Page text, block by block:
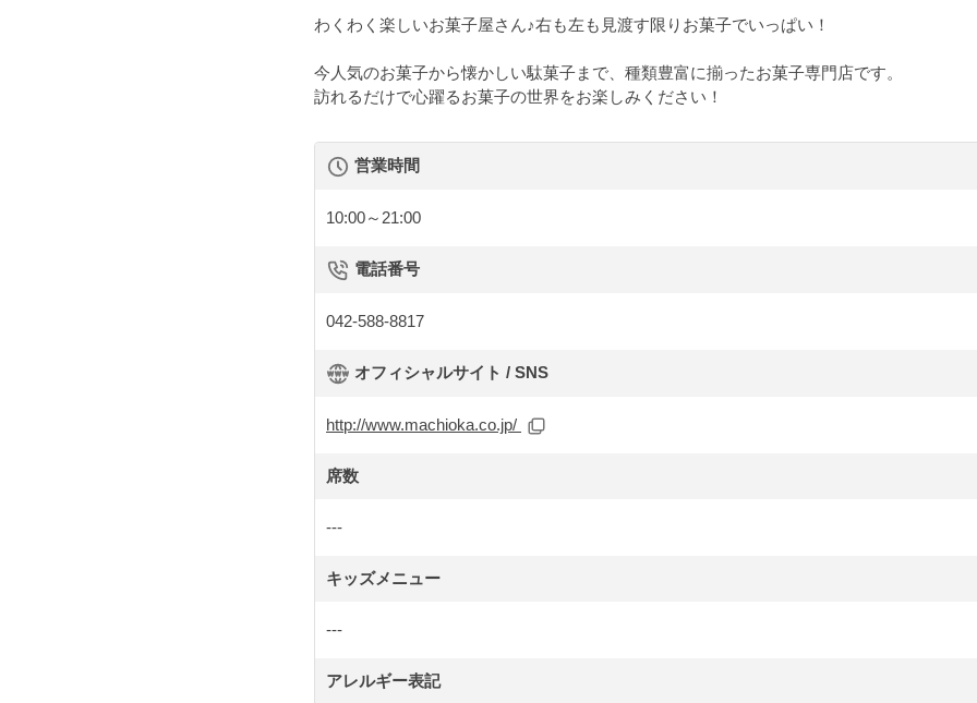
わくわく楽しいお菓子屋さん♪右も左も見渡す限りお菓子でいっぱい！
今人気のお菓子から懐かしい駄菓子まで、種類豊富に揃ったお菓子専門店です。
訪れるだけで心躍るお菓子の世界をお楽しみください！
営業時間
10:00～21:00
電話番号
042-588-8817
オフィシャルサイト / SNS
http://www.machioka.co.jp/
席数
---
キッズメニュー
---
アレルギー表記